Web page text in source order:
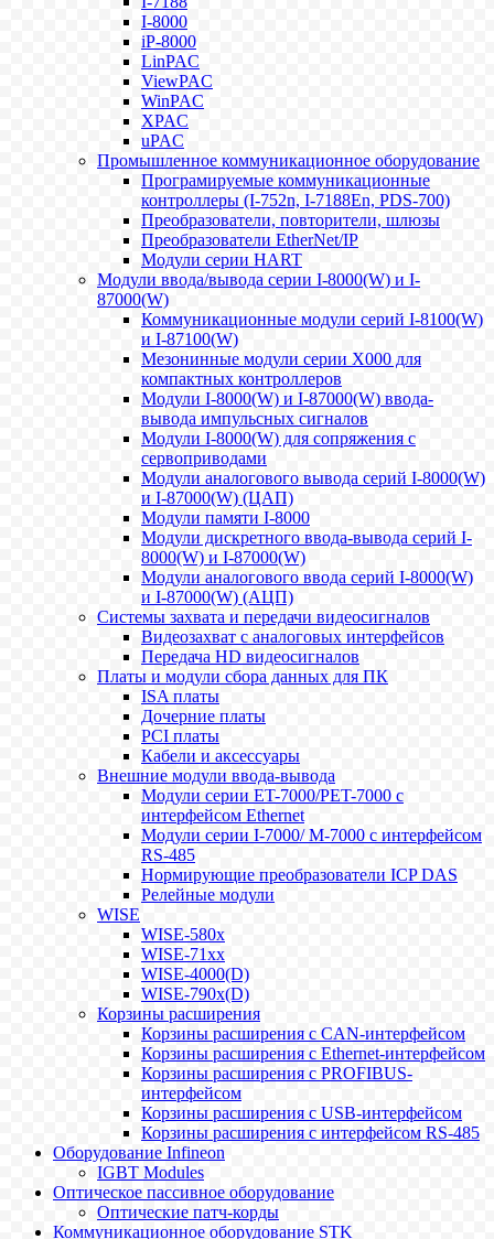
I-8000
iP-8000
LinPAC
ViewPAC
WinPAC
XPAC
uPAC
Промышленное коммуникационное оборудование
Програмируемые коммуникационные
контроллеры (I-752n, I-7188En, PDS-700)
Преобразователи, повторители, шлюзы
Преобразователи EtherNet/IP
Модули серии HART
Модули ввода/вывода серии I-8000(W) и I-
87000(W)
Коммуникационные модули серий I-8100(W)
и I-87100(W)
Мезонинные модули серии X000 для
компактных контроллеров
Модули I-8000(W) и I-87000(W) ввода-
вывода импульсных сигналов
Модули I-8000(W) для сопряжения с
сервоприводами
Модули аналогового вывода серий I-8000(W)
и I-87000(W) (ЦАП)
Модули памяти I-8000
Модули дискретного ввода-вывода серий I-
8000(W) и I-87000(W)
Модули аналогового ввода серий I-8000(W)
и I-87000(W) (АЦП)
Системы захвата и передачи видеосигналов
Видеозахват с аналоговых интерфейсов
Передача HD видеосигналов
Платы и модули сбора данных для ПК
ISA платы
Дочерние платы
PCI платы
Кабели и аксессуары
Внешние модули ввода-вывода
Модули серии ET-7000/PET-7000 с
интерфейсом Ethernet
Модули серии I-7000/ M-7000 с интерфейсом
RS-485
Нормирующие преобразователи ICP DAS
Релейные модули
WISE
WISE-580x
WISE-71xx
WISE-4000(D)
WISE-790x(D)
Корзины расширения
Корзины расширения с CAN-интерфейсом
Корзины расширения с Ethernet-интерфейсом
Корзины расширения с PROFIBUS-
интерфейсом
Корзины расширения с USB-интерфейсом
Корзины расширения с интерфейсом RS-485
Оборудование Infineon
IGBT Modules
Оптическое пассивное оборудование
Оптические патч-корды
Коммуникационное оборудование STK